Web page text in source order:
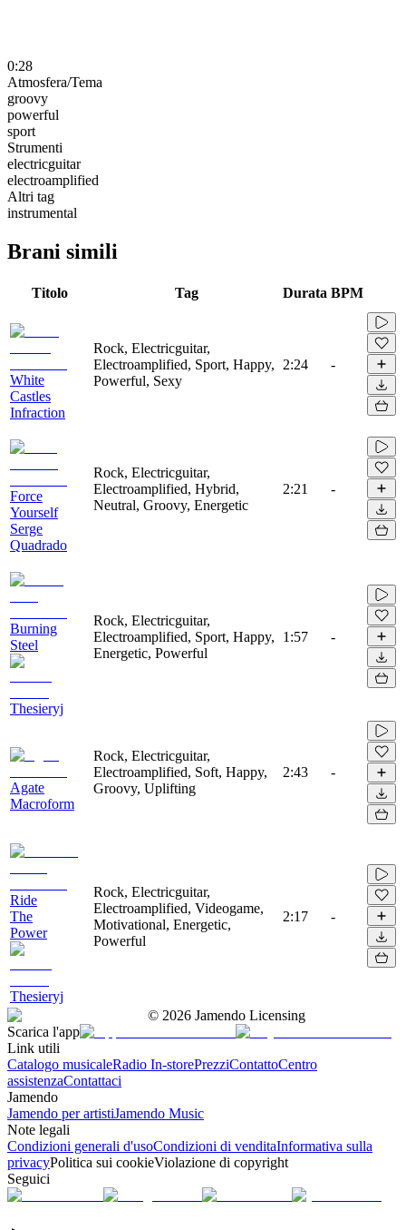
0:28
Atmosfera/Tema
groovy
powerful
sport
Strumenti
electricguitar
electroamplified
Altri tag
instrumental
Brani simili
Titolo Tag Durata BPM
White
Castles
Infraction
Rock, Electricguitar,
Electroamplified, Sport, Happy,
Powerful, Sexy
2:24 -
Force
Yourself
Serge
Quadrado
Rock, Electricguitar,
Electroamplified, Hybrid,
Neutral, Groovy, Energetic
2:21 -
Burning
Steel
Thesieryj
Rock, Electricguitar,
Electroamplified, Sport, Happy,
Energetic, Powerful
1:57 -
Agate
Macroform
Rock, Electricguitar,
Electroamplified, Soft, Happy,
Groovy, Uplifting
2:43 -
Ride
The
Power
Thesieryj
Rock, Electricguitar,
Electroamplified, Videogame,
Motivational, Energetic,
Powerful
2:17 -
© 2026 Jamendo Licensing
Scarica l'app
Link utili
Catalogo musicaleRadio In-storePrezziContattoCentro
assistenzaContattaci
Jamendo
Jamendo per artistiJamendo Music
Note legali
Condizioni generali d'usoCondizioni di venditaInformativa sulla
privacyPolitica sui cookieViolazione di copyright
Seguici